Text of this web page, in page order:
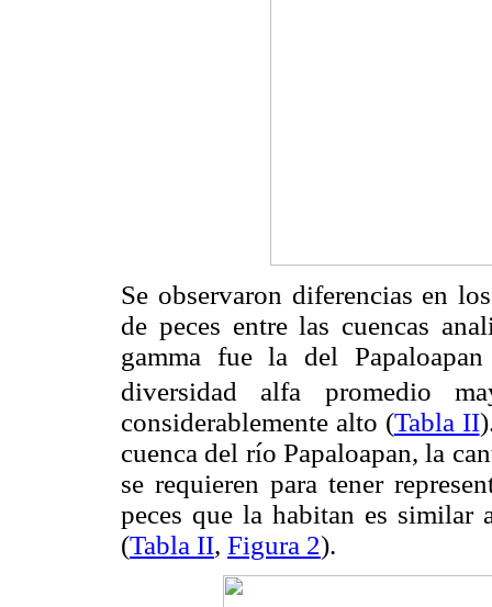
Se observaron diferencias en
de peces entre las cuencas
gamma fue la del
diversidad alfa promedio
considerablemente alto (Tabla II
cuenca del río Papaloapan, la
se requieren para tener
peces que la habitan es similar
(Tabla II, Figura 2).